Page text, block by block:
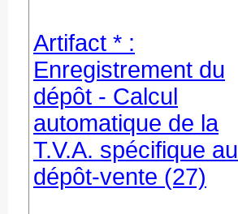
Artifact * :
Enregistrement du
dépôt - Calcul
automatique de la
T.V.A. spécifique au
dépôt-vente (27)